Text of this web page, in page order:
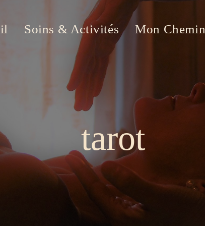
Soins & Activités Mon Chemin
tarot